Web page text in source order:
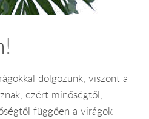
dolgozunk, viszont a
ezért minőségtől,
függően a virágok